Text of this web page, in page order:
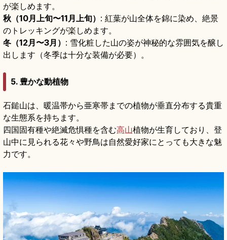
が楽しめます。
秋（10月上旬〜11月上旬） : 紅葉が山全体を錦に染め、絶景
のトレッキングが楽しめます。
冬（12月〜3月） : 雪化粧した山の姿が神秘的な雰囲気を醸し
出します（冬季は十分な装備が必要）。
5. 豊かな動植物
石鎚山は、暖温帯から亜寒帯までの植物が垂直分布する貴重
な生態系を持ちます。
四国固有種や絶滅危惧種を含む高山植物が生育しており、登
山中に見られる花々や野鳥は自然愛好家にとっても大きな魅
力です。